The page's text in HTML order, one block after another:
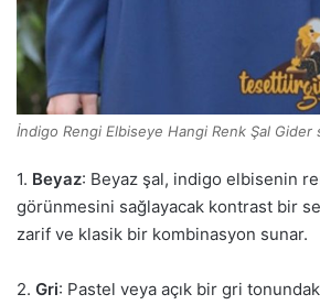
İndigo Rengi Elbiseye Hangi Renk Şal Gider
1. Beyaz: Beyaz şal, indigo elbisenin
görünmesini sağlayacak kontrast bir
zarif ve klasik bir kombinasyon sunar.
2. Gri: Pastel veya açık bir gri